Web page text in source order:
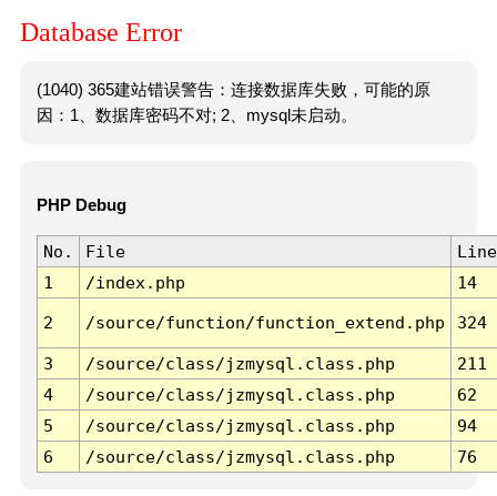
Database Error
(1040) 365建站错误警告：连接数据库失败，可能的原
因：1、数据库密码不对; 2、mysql未启动。
PHP Debug
No. File
Line
1
/index.php 14
2 /source/function/function_extend.php 324
3 /source/class/jzmysql.class.php
211
4
/source/class/jzmysql.class.php
62
5
/source/class/jzmysql.class.php
94
6
/source/class/jzmysql.class.php 76